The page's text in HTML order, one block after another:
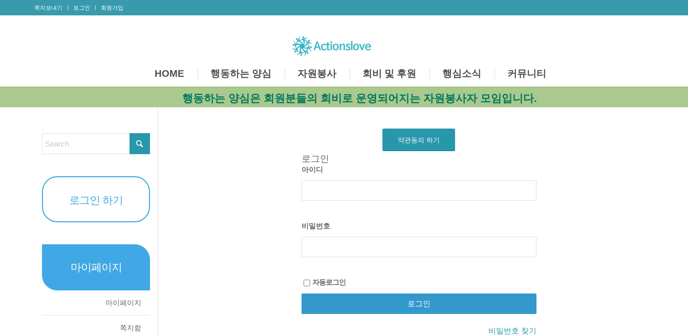
쪽지보내기 로그인 회원가입
HOME 행동하는 양심 자원봉사 회비 및 후원 행심소식 커뮤니티
행동하는 양심은 회원분들의 회비로 운영되어지는 자원봉사자 모임입니다.
약관동의 하기
로그인
아이디
비밀번호
자동로그인
비밀번호 찾기
로그인 하기
마이페이지
마이페이지
쪽지함